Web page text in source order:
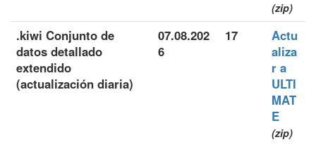
(zip)
.kiwi Conjunto de
datos detallado
extendido
(actualización diaria)
07.08.202
6
17
Actu
aliza
r a
ULTI
MAT
E
(zip)